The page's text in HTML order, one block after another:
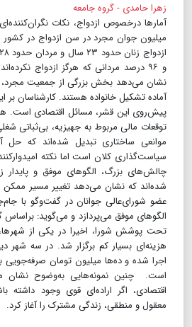
زهرا حامدی - گروه جامعه
میلیون جوان مجرد در سن ازدواج در
نشان می‌دهد بخش بزرگی از جمعیت
آماده تشکیل خانواده هستند. کارشناسان بر
پیش‌روی این قشر، مسائل اقتصادی است.
توقعات مالی مربوط به جهیزیه، بی‌ثباتی
موانعی ساختاری تبدیل شده‌اند که حل
سیاست‌گذاری کلان است اما نکته
چالش‌های بزرگ، الگوهای موفق و
شده‌اند که نشان می‌دهد تغییر مسیر
عضو شورای‌عالی جوانان در گفت‌وگو با
الگوهای موفق می‌پردازد و می‌گوید: براساس
هزینه‌ای بسیار کم برگزار شد. در سه شهر
اجرا شده و ده‌ها میلیون تومان صرفه‌جویی
است. چنین نمونه‌هایی به‌وضوح نشان
اقتصادی، اگر اراده‌ای قوی وجود داشته
معقول و منطقی، زندگی مشترک را آغاز کرد.